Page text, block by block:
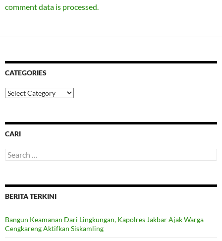
comment data is processed.
CATEGORIES
Categories
CARI
Search
for:
BERITA TERKINI
Bangun Keamanan Dari Lingkungan, Kapolres Jakbar Ajak Warga
Cengkareng Aktifkan Siskamling